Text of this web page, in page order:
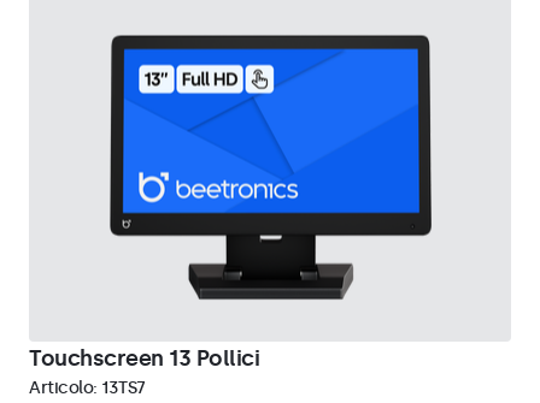
Touchscreen 13 Pollici
Articolo: 13TS7